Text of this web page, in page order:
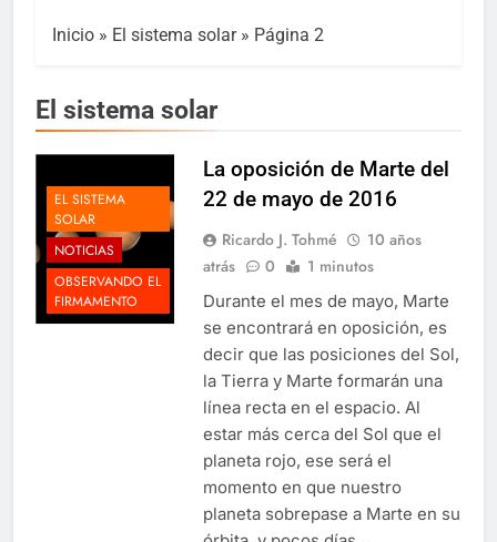
Inicio » El sistema solar» Página 2
El sistema solar
EL SISTEMA
SOLAR
NOTICIAS
OBSERVANDO EL
FIRMAMENTO
La oposición de Marte del
22 de mayo de 2016
Ricardo J. Tohmé
10 años
atrás
0 1 minutos
Durante el mes de mayo, Marte
se encontrará en oposición, es
decir que las posiciones del Sol,
la Tierra y Marte formarán una
línea recta en el espacio. Al
estar más cerca del Sol que el
planeta rojo, ese será el
momento en que nuestro
planeta sobrepase a Marte en su